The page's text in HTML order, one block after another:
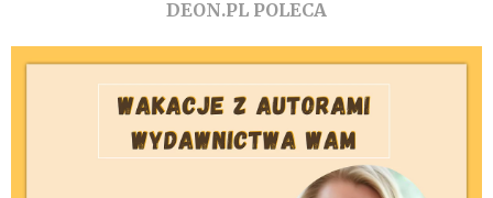
DEON.PL POLECA